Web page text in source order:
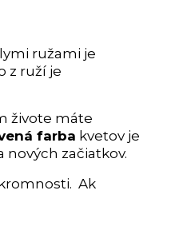
ružami je
z ruží je
živote máte
farba kvetov je
začiatkov.
Ak